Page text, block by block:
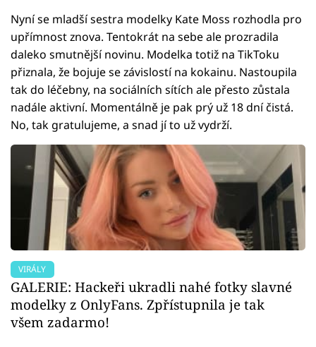
Nyní se mladší sestra modelky Kate Moss rozhodla pro
upřímnost znova. Tentokrát na sebe ale prozradila
daleko smutnější novinu. Modelka totiž na TikToku
přiznala, že bojuje se závislostí na kokainu. Nastoupila
tak do léčebny, na sociálních sítích ale přesto zůstala
nadále aktivní. Momentálně je pak prý už 18 dní čistá.
No, tak gratulujeme, a snad jí to už vydrží.
VIRÁLY
GALERIE: Hackeři ukradli nahé fotky slavné
modelky z OnlyFans. Zpřístupnila je tak
všem zadarmo!